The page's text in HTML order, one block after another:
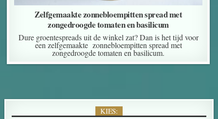
Zelfgemaakte zonnebloempitten spread met
zongedroogde tomaten en basilicum
Dure groentespreads uit de winkel zat? Dan is het tijd voor
een zelfgemaakte zonnebloempitten spread met
zongedroogde tomaten en basilicum.
KIES: